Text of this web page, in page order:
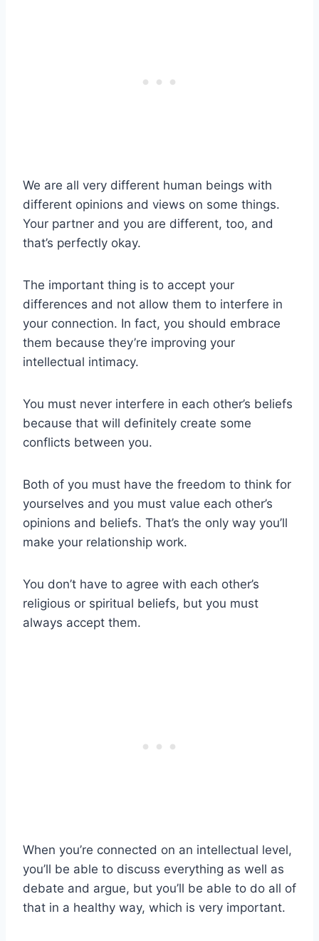
​We are all very different human beings with
different opinions and views on some things.
Your partner and you are different, too, and
that’s perfectly okay.
The important thing is to accept your
differences and not allow them to interfere in
your connection. In fact, you should embrace
them because they’re improving your
intellectual intimacy.
You must never interfere in each other’s beliefs
because that will definitely create some
conflicts between you.
Both of you must have the freedom to think for
yourselves and you must value each other’s
opinions and beliefs. That’s the only way you’ll
make your relationship work.
You don’t have to agree with each other’s
religious or spiritual beliefs, but you must
always accept them.
When you’re connected on an intellectual level,
you’ll be able to discuss everything as well as
debate and argue, but you’ll be able to do all of
that in a healthy way, which is very important.